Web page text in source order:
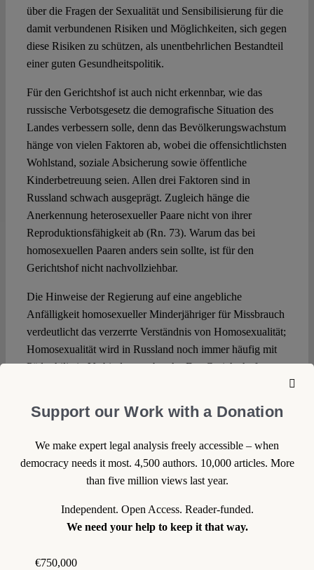
über die Fragen der Sexualität und Sensibilisierung für die
damit verbundenen Risiken und Möglichkeiten, sich gegen
diese Risiken zu schützen, als unentbehrlichen Bestandteil
einer guten Gesundheitspolitik.
Für den Gerichtshof ist auch nicht erkennbar, wie das
russische Verbotsgesetz die demografische Situation des
Landes verbessern solle, denn das Bevölkerungswachstum
hänge von vielen Faktoren ab, wobei die offensichtlichsten
Wohlstand, soziale Absicherung sowie öffentliche
Kinderbetreuung seien. Allen drei Faktoren sind in
Russland schwach ausgeprägt. Zugleich hänge die
Anerkennung heterosexueller Paare nicht von ihrer
Reproduktionsfähigkeit ab (Rn. 73). Warum das bei
homosexuellen Paaren anders sein sollte, ist für den
Gerichtshof nicht nachvollziehbar.
Die Hinweise der Regierung auf eine angebliche
Anfälligkeit homosexueller Minderjähriger für Missbrauch
verdeutlicht das verzerrte Verständnis von Homosexualität;
Homosexualität wird in Russland noch immer häufig mit
Pädophilie in Verbindung gebracht. Der Gerichtshof
Beziehungen beschränkt und dass heterosexuelle
Minderjährige seien bereits durch das Strafrecht, das nicht
nach sexueller Orientierung unterscheide, vor Missbrauch
geschützt. Bei solch einem sensiblen Thema wie der
Sexualerziehung sollen laut Gerichtshof die Ansichten der
Eltern, die Bildungspolitik und die Meinungsfreiheit Dritter
Regierung auf Objektivität, Pluralismus und
Support our Work with a Donation
We make expert legal analysis freely accessible – when
democracy needs it most. 4,500 authors. 10,000 articles. More
than five million views last year.
Independent. Open Access. Reader-funded.
We need your help to keep it that way.
€750,000